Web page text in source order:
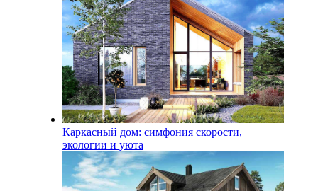
Каркасный дом: симфония скорости,
экологии и уюта